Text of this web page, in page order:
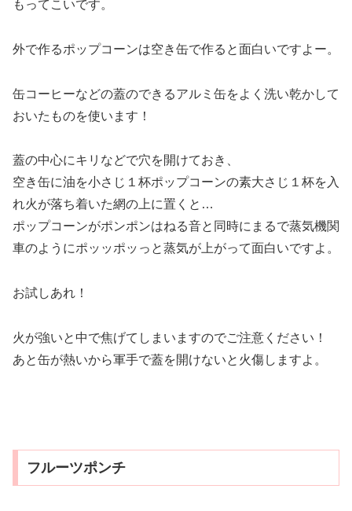
もってこいです。
外で作るポップコーンは空き缶で作ると面白いですよー。
缶コーヒーなどの蓋のできるアルミ缶をよく洗い乾かして
おいたものを使います！
蓋の中心にキリなどで穴を開けておき、
空き缶に油を小さじ１杯ポップコーンの素大さじ１杯を入
れ火が落ち着いた網の上に置くと…
ポップコーンがポンポンはねる音と同時にまるで蒸気機関
車のようにポッッポッっと蒸気が上がって面白いですよ。
お試しあれ！
火が強いと中で焦げてしまいますのでご注意ください！
あと缶が熱いから軍手で蓋を開けないと火傷しますよ。
フルーツポンチ